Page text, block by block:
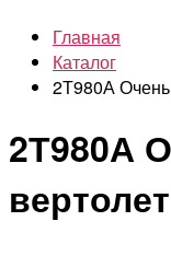
Главная
Каталог
2Т980А Очень
2Т980А